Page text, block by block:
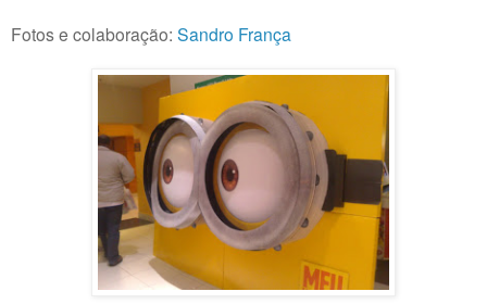
Fotos e colaboração: Sandro França